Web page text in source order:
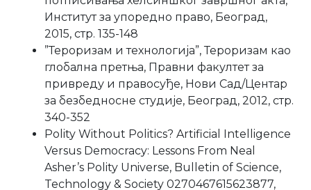
Институт за упоредно право, Београд,
2015, стр. 135-148
”Тероризам и технологија”, Тероризам као
глобална претња, Правни факултет за
привреду и правосуђе, Нови Сад/Центар
за безбедносне студије, Београд, 2012, стр.
340-352
Polity Without Politics? Artificial Intelligence
Versus Democracy: Lessons From Neal
Asher’s Polity Universe, Bulletin of Science,
Technology & Society 0270467615623877,